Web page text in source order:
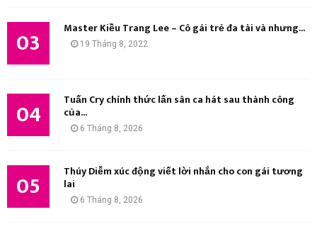
03 Master Kiều Trang Lee – Cô gái trẻ đa tài và nhưng...
19 Tháng 8, 2022
04 Tuấn Cry chính thức lấn sân ca hát sau thành công
của...
6 Tháng 8, 2026
05 Thúy Diễm xúc động viết lời nhắn cho con gái tương
lai
6 Tháng 8, 2026